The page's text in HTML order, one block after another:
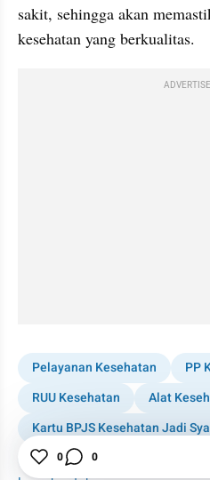
sakit, sehingga akan
kesehatan yang berkualitas.
Pelayanan Kesehatan
PP
RUU Kesehatan
Alat
Kartu BPJS Kesehatan Jadi
Menteri Kesehatan
0 0